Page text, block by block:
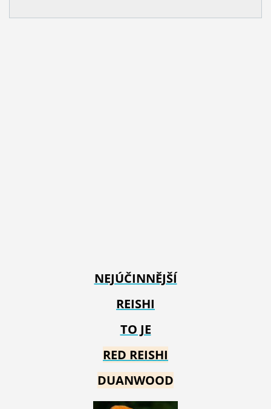
NEJÚČINNĚJŠÍ
REISHI
TO JE
RED REISHI
DUANWOOD